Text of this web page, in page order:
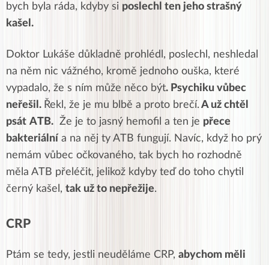
bych byla ráda, kdyby si poslechl ten jeho strašný
kašel.
Doktor Lukáše důkladně prohlédl, poslechl, neshledal
na něm nic vážného, kromě jednoho ouška, které
vypadalo, že s ním může něco být. Psychiku vůbec
neřešil. Řekl, že je mu blbě a proto brečí. A už chtěl
psát ATB. Že je to jasný hemofil a ten je přece
bakteriální a na něj ty ATB fungují. Navíc, když ho prý
nemám vůbec očkovaného, tak bych ho rozhodně
měla ATB přeléčit, jelikož kdyby teď do toho chytil
černý kašel, tak už to nepřežije.
CRP
Ptám se tedy, jestli neuděláme CRP, abychom měli